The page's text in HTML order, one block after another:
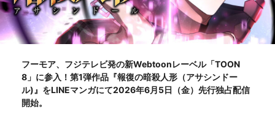
フーモア、フジテレビ発の新Webtoonレーベル「TOON
8」に参入！第1弾作品『報復の暗殺人形（アサシンドー
ル)』をLINEマンガにて2026年6月5日（金）先行独占配信
開始。